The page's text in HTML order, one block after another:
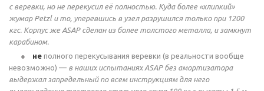
с веревки, но не перекусил её полностью. Куда более «хлипкий»
жумар Petzl и то, уперевшись в узел разрушился только при 1200
кгс. Корпус же ASAP сделан из более толстого металла, и замкнут
карабином.
не полного перекусывания веревки (в реальности вообще
невозможно) — в наших испытаниях ASAP без амортизатора
выдержал запредельный по всем инструкциям для него